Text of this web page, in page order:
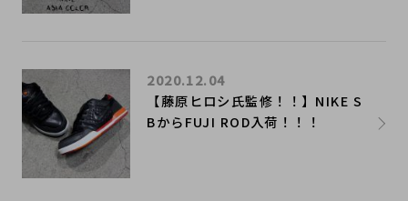
​【藤原ヒロシ氏監修！！】NIKE S
BからFUJI ROD入荷！！！
2020.12.04